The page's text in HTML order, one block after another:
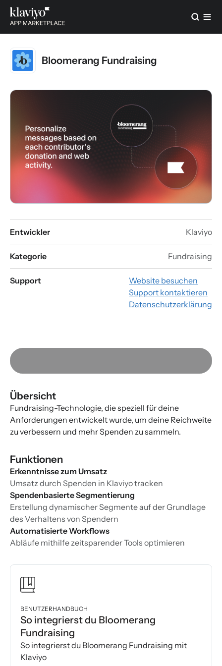
Bloomerang Fundraising
Entwickler Klaviyo
Kategorie Fundraising
Support
Website besuchen
Support kontaktieren
Datenschutzerklärung
Übersicht
Fundraising-Technologie, die speziell für deine
Anforderungen entwickelt wurde, um deine Reichweite
zu verbessern und mehr Spenden zu sammeln.
Funktionen
Erkenntnisse zum Umsatz
Umsatz durch Spenden in Klaviyo tracken
Spendenbasierte Segmentierung
Erstellung dynamischer Segmente auf der Grundlage
des Verhaltens von Spendern
Automatisierte Workflows
Abläufe mithilfe zeitsparender Tools optimieren
BENUTZERHANDBUCH
So integrierst du Bloomerang
Fundraising
So integrierst du Bloomerang Fundraising mit
Klaviyo